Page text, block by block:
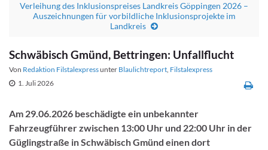
Verleihung des Inklusionspreises Landkreis Göppingen 2026 –
Auszeichnungen für vorbildliche Inklusionsprojekte im
Landkreis
Schwäbisch Gmünd, Bettringen: Unfallflucht
Von Redaktion Filstalexpressunter Blaulichtreport, Filstalexpress
1. Juli 2026
Am 29.06.2026 beschädigte ein unbekannter
Fahrzeugführer zwischen 13:00 Uhr und 22:00 Uhr in der
Güglingstraße in Schwäbisch Gmünd einen dort